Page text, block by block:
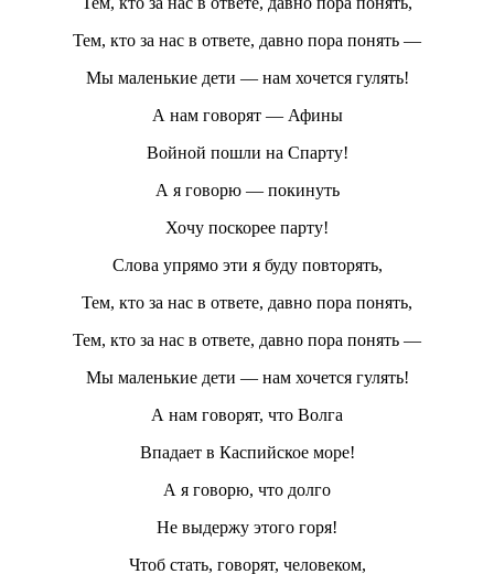
Тем, кто за нас в ответе, давно пора понять —
Мы маленькие дети — нам хочется гулять!
А нам говорят — Афины
Войной пошли на Спарту!
А я говорю — покинуть
Хочу поскорее парту!
Слова упрямо эти я буду повторять,
Тем, кто за нас в ответе, давно пора понять,
Тем, кто за нас в ответе, давно пора понять —
Мы маленькие дети — нам хочется гулять!
А нам говорят, что Волга
Впадает в Каспийское море!
А я говорю, что долго
Не выдержу этого горя!
Чтоб стать, говорят, человеком,